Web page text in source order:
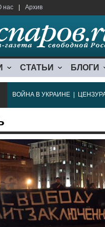
нас Архив
СТАТЬИ БЛОГИ
ВОЙНА В УКРАИНЕ